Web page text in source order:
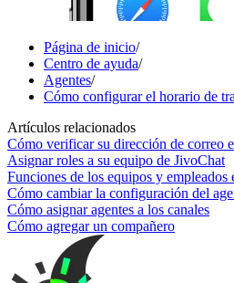
Página de inicio/
Centro de ayuda/
Agentes/
Cómo configurar el horario de
Artículos relacionados
Cómo verificar su dirección de correo
Asignar roles a su equipo de JivoChat
Funciones de los equipos y empleados
Cómo cambiar la configuración del
Cómo asignar agentes a los canales
Cómo agregar un compañero